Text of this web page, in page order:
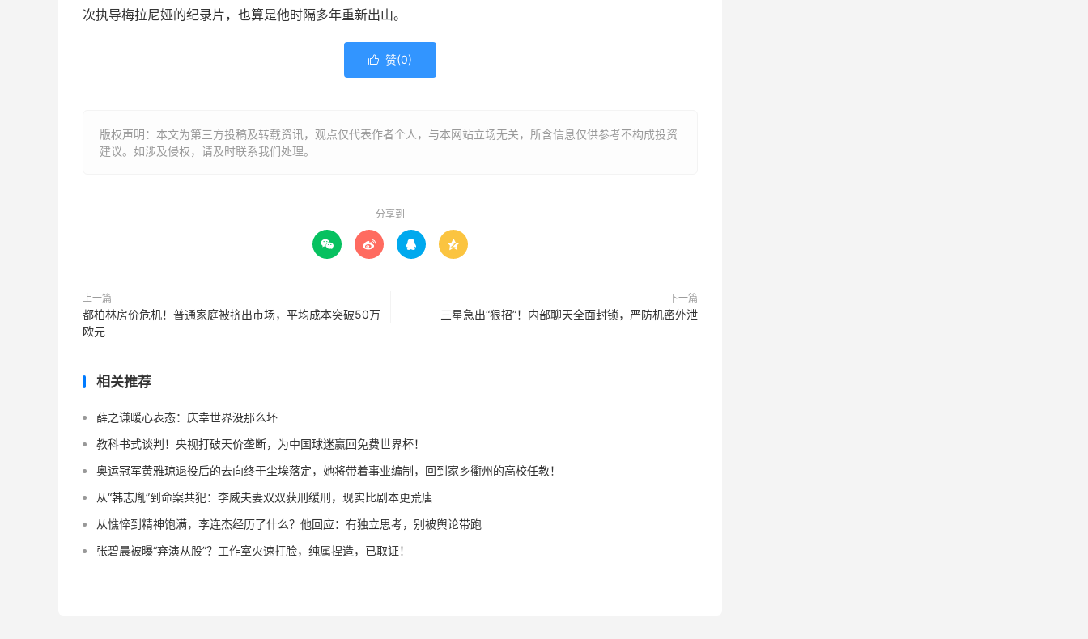
次执导梅拉尼娅的纪录片，也算是他时隔多年重新出山。
 赞(0)
版权声明：本文为第三方投稿及转载资讯，观点仅代表作者个人，与本网站立场无关，所含信息仅供参考不构成投资
建议。如涉及侵权，请及时联系我们处理。
分享到
   
上一篇
都柏林房价危机！普通家庭被挤出市场，平均成本突破50万
欧元
下一篇
三星急出“狠招”！内部聊天全面封锁，严防机密外泄
相关推荐
薛之谦暖心表态：庆幸世界没那么坏
教科书式谈判！央视打破天价垄断，为中国球迷赢回免费世界杯！
奥运冠军黄雅琼退役后的去向终于尘埃落定，她将带着事业编制，回到家乡衢州的高校任教！
从“韩志胤”到命案共犯：李威夫妻双双获刑缓刑，现实比剧本更荒唐
从憔悴到精神饱满，李连杰经历了什么？他回应：有独立思考，别被舆论带跑
张碧晨被曝“弃演从股”？工作室火速打脸，纯属捏造，已取证！